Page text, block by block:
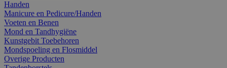
Handen
Manicure en Pedicure/Handen
Voeten en Benen
Mond en Tandhygiëne
Kunstgebit Toebehoren
Mondspoeling en Flosmiddel
Overige Producten